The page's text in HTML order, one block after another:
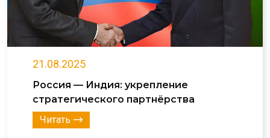
21.08.2025
Россия — Индия: укрепление
стратегического партнёрства
Читать